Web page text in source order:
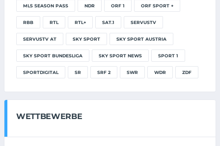
MLS SEASON PASS NDR ORF 1 ORF SPORT +
RBB RTL RTL+ SAT.1 SERVUSTV
SERVUSTV AT SKY SPORT SKY SPORT AUSTRIA
SKY SPORT BUNDESLIGA SKY SPORT NEWS SPORT 1
SPORTDIGITAL SR SRF 2 SWR WDR ZDF
WETTBEWERBE